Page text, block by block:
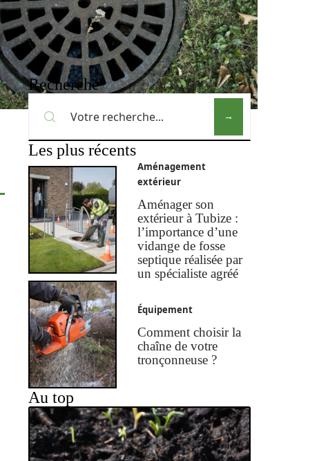
Recherche
Les plus récents
Aménagement
extérieur
Aménager son
extérieur à Tubize :
l’importance d’une
vidange de fosse
septique réalisée par
un spécialiste agréé
Équipement
Comment choisir la
chaîne de votre
tronçonneuse ?
Au top